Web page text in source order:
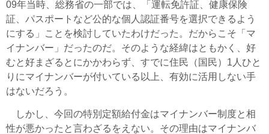
09年当時、総務省の一部では、「運転免許証、健康保険
証、パスポートなど公的な個人認証番号を選択できるよう
にする」ことを検討していたわけだった。だからこそ「マ
イナンバー」だったのだ。そのような経緯はともかく、好
むと好まざるとにかかわらず、すでに住民（国民）1人ひと
りにマイナンバーが付いている以上、有効に活用しない手
はないだろう。
しかし、今回の特別定額給付金はマイナンバー制度と相
性が悪かったと言わざるをえない。その理由はマイナンバ